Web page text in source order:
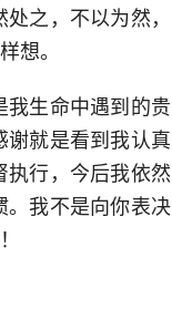
之，不以为然，
想。
生命中遇到的贵
就是看到我认真
行，今后我依然
。我不是向你表决